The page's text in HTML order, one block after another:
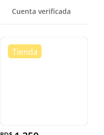
Cuenta verificada